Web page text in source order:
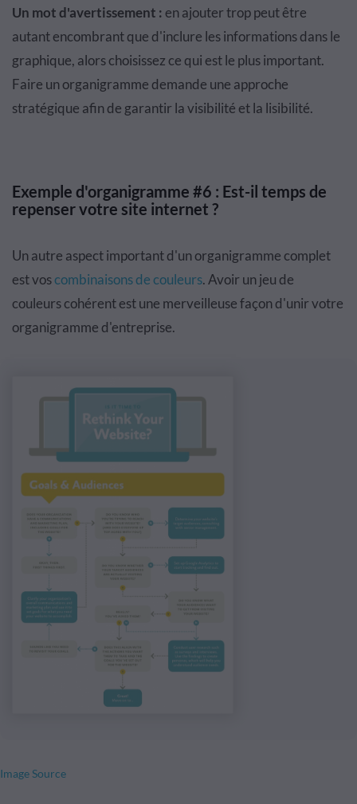
Un mot d'avertissement : en ajouter trop peut être
autant encombrant que d'inclure les informations dans le
graphique, alors choisissez ce qui est le plus important.
Faire un organigramme demande une approche
stratégique afin de garantir la visibilité et la lisibilité.
Exemple d'organigramme #6 : Est-il temps de
repenser votre site internet ?
Un autre aspect important d'un organigramme complet
est voscombinaisons de couleurs. Avoir un jeu de
couleurs cohérent est une merveilleuse façon d'unir votre
organigramme d'entreprise.
Image Source